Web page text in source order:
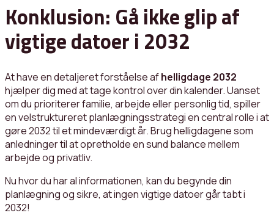
Konklusion: Gå ikke glip af
vigtige datoer i 2032
At have en detaljeret forståelse afhelligdage 2032
hjælper dig med at tage kontrol over din kalender. Uanset
om du prioriterer familie, arbejde eller personlig tid, spiller
en velstruktureret planlægningsstrategi en central rolle i at
gøre 2032 til et mindeværdigt år. Brug helligdagene som
anledninger til at opretholde en sund balance mellem
arbejde og privatliv.
Nu hvor du har al informationen, kan du begynde din
planlægning og sikre, at ingen vigtige datoer går tabt i
2032!